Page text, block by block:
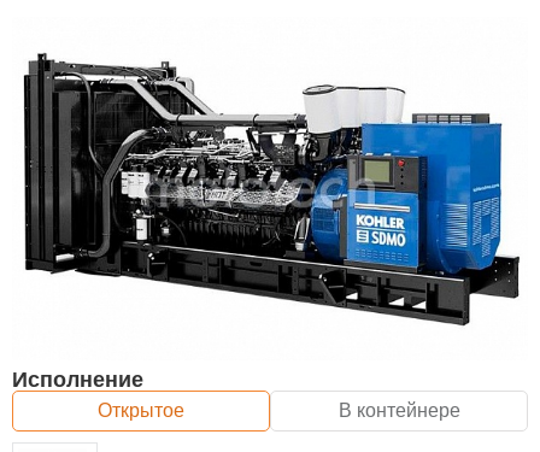
Исполнение
Открытое В контейнере